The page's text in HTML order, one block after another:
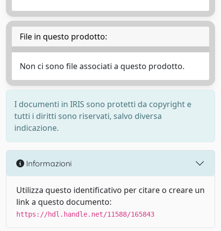
File in questo prodotto:
Non ci sono file associati a questo prodotto.
I documenti in IRIS sono protetti da copyright e
tutti i diritti sono riservati, salvo diversa
indicazione.
Informazioni
Utilizza questo identificativo per citare o creare un
link a questo documento:
https://hdl.handle.net/11588/165843